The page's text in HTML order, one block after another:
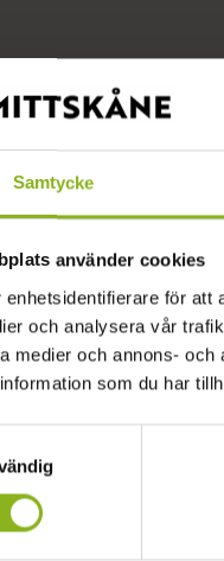
Samtycke
använder cookies
enhetsidentifierare för att
och analysera vår
medier och annons-
som du har